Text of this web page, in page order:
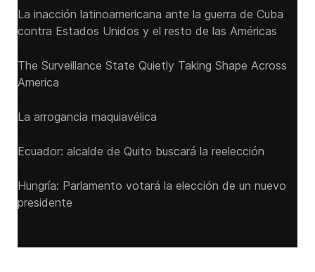
La inacción latinoamericana ante la guerra de Cuba
contra Estados Unidos y el resto de las Américas
The Surveillance State Quietly Taking Shape Across
America
La arrogancia maquiavélica
Ecuador: alcalde de Quito buscará la reelección
Hungría: Parlamento votará la elección de un nuevo
presidente